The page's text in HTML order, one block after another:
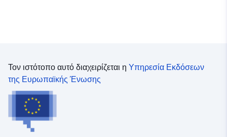
Τον ιστότοπο αυτό διαχειρίζεται η Υπηρεσία Εκδόσεων
της Ευρωπαϊκής Ένωσης